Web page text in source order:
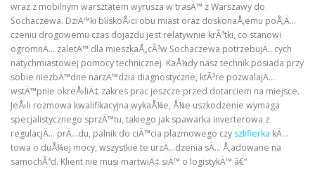
wraz z mobilnym warsztatem wyrusza w trasÄ™ z Warszawy do
Sochaczewa. DziÄ™ki bliskoÅ›ci obu miast oraz doskonaÅ‚emu poÅ‚Ä…
czeniu drogowemu czas dojazdu jest relatywnie krÃ³tki, co stanowi
ogromnÄ… zaletÄ™ dla mieszkaÅ„cÃ³w Sochaczewa potrzebujÄ…cych
natychmiastowej pomocy technicznej. KaÅ¼dy nasz technik posiada przy
sobie niezbÄ™dne narzÄ™dzia diagnostyczne, ktÃ³re pozwalajÄ…
wstÄ™pnie okreÅ›liÄ‡ zakres prac jeszcze przed dotarciem na miejsce.
JeÅ›li rozmowa kwalifikacyjna wykaÅ¼e, Å¼e uszkodzenie wymaga
specjalistycznego sprzÄ™tu, takiego jak spawarka inverterowa z
regulacjÄ… prÄ…du, palnik do ciÄ™cia plazmowego czy szlifierka kÄ…
towa o duÅ¼ej mocy, wszystkie te urzÄ…dzenia sÄ… Å‚adowane na
samochÃ³d. Klient nie musi martwiÄ‡ siÄ™ o logistykÄ™ â€“